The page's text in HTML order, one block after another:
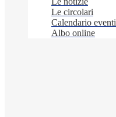
Le circolari
Calendario eventi
Albo online